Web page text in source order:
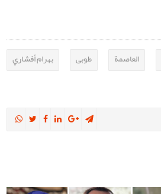
العاصمة طوبى
بهرام أفشاري